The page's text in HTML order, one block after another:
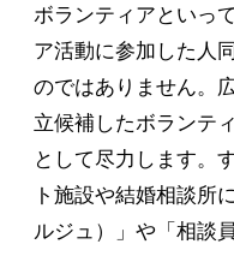
ボランティアといっ
ア活動に参加した人
のではありません。
立候補したボランテ
として尽力します。
ト施設や結婚相談所
ルジュ）」や「相談